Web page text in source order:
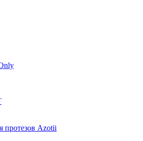
протезов Azotii